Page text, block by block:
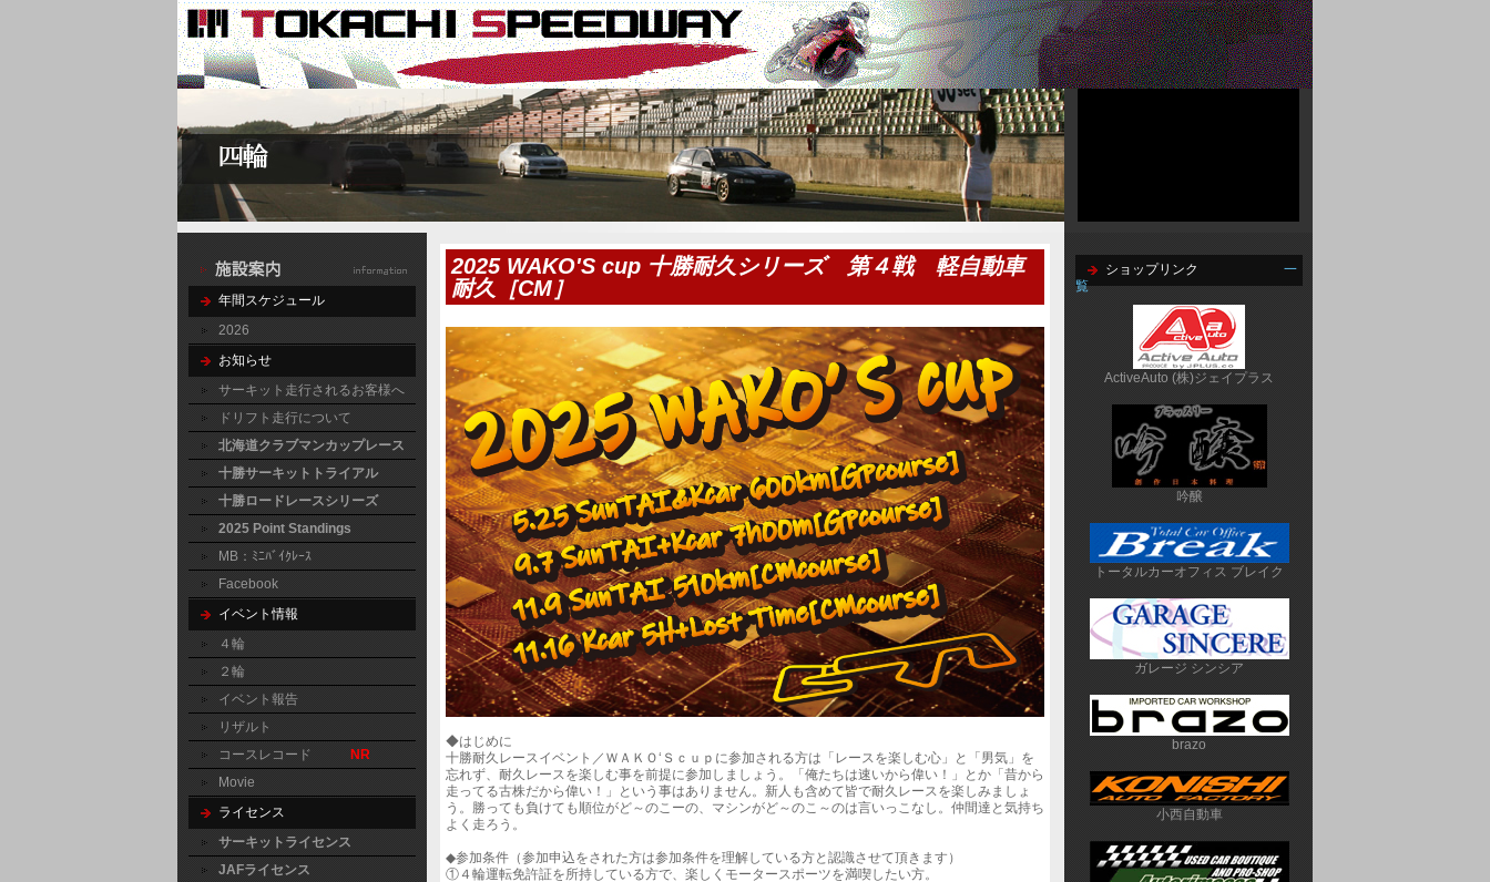
年間スケジュール
2026
お知らせ
サーキット走行されるお客様へ
ドリフト走行について
北海道クラブマンカップレース
十勝サーキットトライアル
十勝ロードレースシリーズ
2025 Point Standings
MB：ﾐﾆﾊﾞｲｸﾚｰｽ
Facebook
イベント情報
４輪
２輪
イベント報告
リザルト
コースレコード
NR
Movie
ライセンス
サーキットライセンス
JAFライセンス
2025 WAKO'S cup 十勝耐久シリーズ 第４戦 軽自動車
耐久［CM］
◆はじめに
十勝耐久レースイベント／ＷＡＫＯ‘Ｓｃｕｐに参加される方は「レースを楽しむ心」と「男気」を
忘れず、耐久レースを楽しむ事を前提に参加しましょう。「俺たちは速いから偉い！」とか「昔から
走ってる古株だから偉い！」という事はありません。新人も含めて皆で耐久レースを楽しみましょ
う。勝っても負けても順位がど～のこーの、マシンがど～のこ～のは言いっこなし。仲間達と気持ち
よく走ろう。
◆参加条件（参加申込をされた方は参加条件を理解している方と認識させて頂きます）
①４輪運転免許証を所持している方で、楽しくモータースポーツを満喫したい方。
ショップリンク
一
覧
ActiveAuto (株)ジェイプラス
吟醸
トータルカーオフィス ブレイク
ガレージ シンシア
brazo
小西自動車